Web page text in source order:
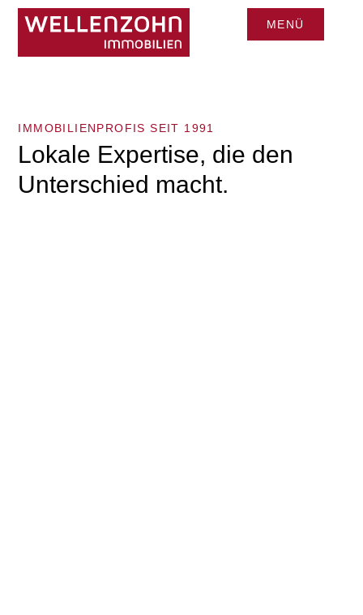
MENÜ
IMMOBILIENPROFIS SEIT 1991
Lokale Expertise, die den
Unterschied macht.